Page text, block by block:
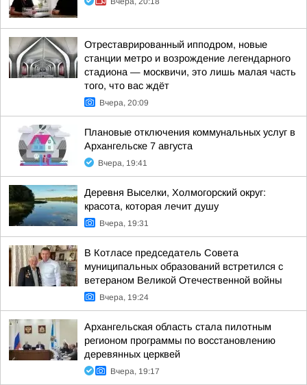
Отреставрированный ипподром, новые
станции метро и возрождение легендарного
стадиона — москвичи, это лишь малая часть
того, что вас ждёт
Вчера, 20:09
Плановые отключения коммунальных услуг в
Архангельске 7 августа
Вчера, 19:41
Деревня Выселки, Холмогорский округ:
красота, которая лечит душу
Вчера, 19:31
В Котласе председатель Совета
муниципальных образований встретился с
ветераном Великой Отечественной войны
Вчера, 19:24
Архангельская область стала пилотным
регионом программы по восстановлению
деревянных церквей
Вчера, 19:17